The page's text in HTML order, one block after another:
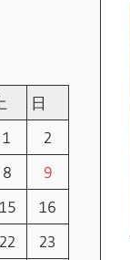
日
1
2
8
9
15
16
22
23